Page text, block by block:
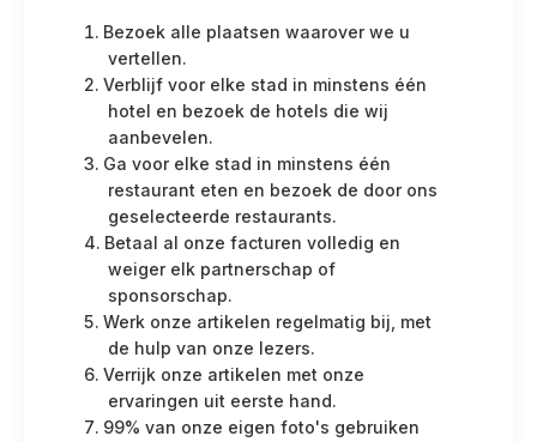
Bezoek alle plaatsen waarover we u
vertellen.
Verblijf voor elke stad in minstens één
hotel en bezoek de hotels die wij
aanbevelen.
Ga voor elke stad in minstens één
restaurant eten en bezoek de door ons
geselecteerde restaurants.
Betaal al onze facturen volledig en
weiger elk partnerschap of
sponsorschap.
Werk onze artikelen regelmatig bij, met
de hulp van onze lezers.
Verrijk onze artikelen met onze
ervaringen uit eerste hand.
99% van onze eigen foto's gebruiken